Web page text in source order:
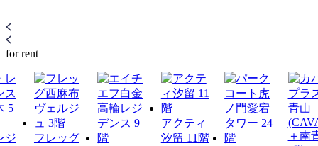
for rent
ジ
フレッグ
アクティ
汐留 11階